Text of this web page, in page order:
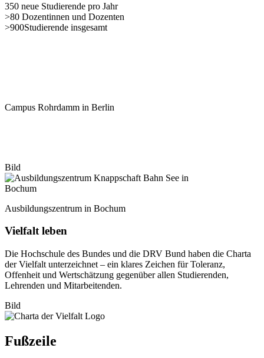
350 neue Studierende pro Jahr
>80 Dozentinnen und Dozenten
>900Studierende insgesamt
Campus Rohrdamm in Berlin
Bild
Ausbildungszentrum in Bochum
Vielfalt leben
Die Hochschule des Bundes und die DRV Bund haben die Charta
der Vielfalt unterzeichnet – ein klares Zeichen für Toleranz,
Offenheit und Wertschätzung gegenüber allen Studierenden,
Lehrenden und Mitarbeitenden.
Bild
Fußzeile